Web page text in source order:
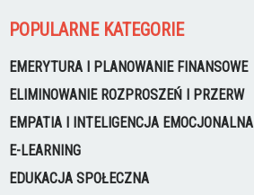
POPULARNE KATEGORIE
EMERYTURA I PLANOWANIE FINANSOWE
ELIMINOWANIE ROZPROSZEŃ I PRZERW
EMPATIA I INTELIGENCJA EMOCJONALNA
E-LEARNING
EDUKACJA SPOŁECZNA